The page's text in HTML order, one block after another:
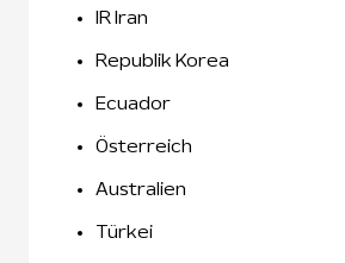
IR Iran
Republik Korea
Ecuador
Österreich
Australien
Türkei